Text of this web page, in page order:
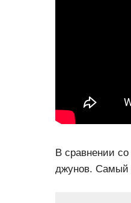
В сравнении
джунов. Самый